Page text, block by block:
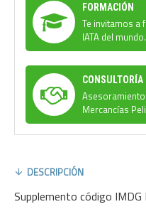
FORMACIÓN
Te invitamos a
IATA del mundo.
CONSULTORÍA
Mercancías
DESCRIPCIÓN
Supplemento código